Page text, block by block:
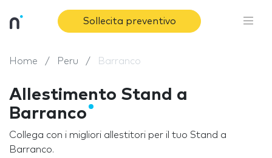
Sollecita preventivo
Home Peru Barranco
Allestimento Stand a
Barranco
Collega con i migliori allestitori per il tuo Stand a
Barranco.